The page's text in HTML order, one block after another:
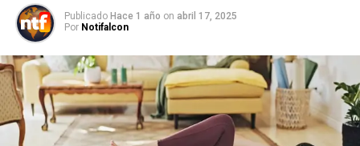
Publicado Hace 1 año on abril 17, 2025
Por Notifalcon